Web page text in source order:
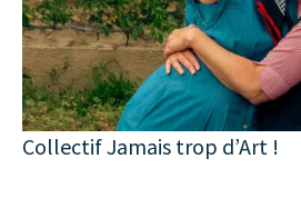
Collectif Jamais trop d’Art !